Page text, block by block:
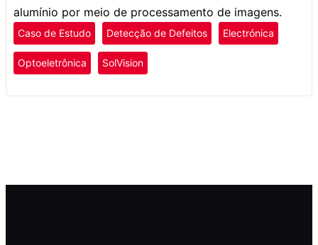
alumínio por meio de processamento de imagens.
Caso de Estudo Detecção de Defeitos Electrónica
Optoeletrônica SolVision